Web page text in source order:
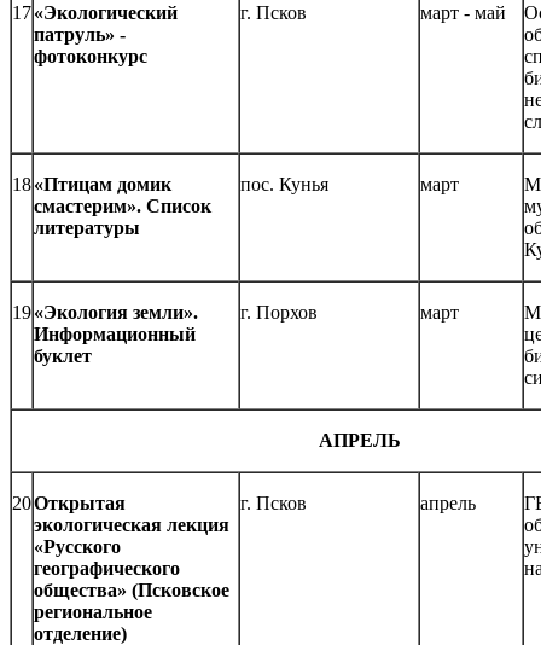
17«Экологический
патруль» -
фотоконкурс
г. Псков март - май
18«Птицам домик
смастерим». Список
литературы
пос. Кунья март
19«Экология земли».
Информационный
буклет
г. Порхов март
АПРЕЛЬ
20Открытая
экологическая лекция
«Русского
географического
общества» (Псковское
региональное
отделение)
г. Псков апрель